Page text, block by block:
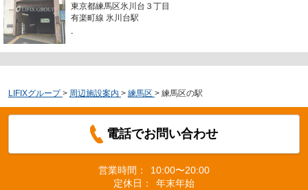
東京都練馬区氷川台３丁目
有楽町線 氷川台駅
-
LIFIXグループ > 周辺施設案内 > 練馬区 > 練馬区の駅
電話でお問い合わせ
営業時間：
10:00〜20:00
定休日：
年末年始